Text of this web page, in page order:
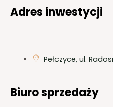
Adres inwestycji
Pełczyce, ul.
Biuro sprzedaży